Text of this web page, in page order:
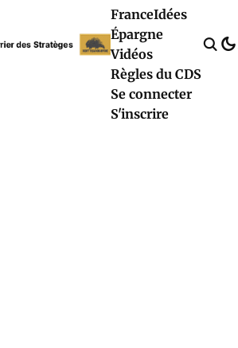
FranceIdées
Épargne
Vidéos
Règles du CDS
Se connecter
S'inscrire